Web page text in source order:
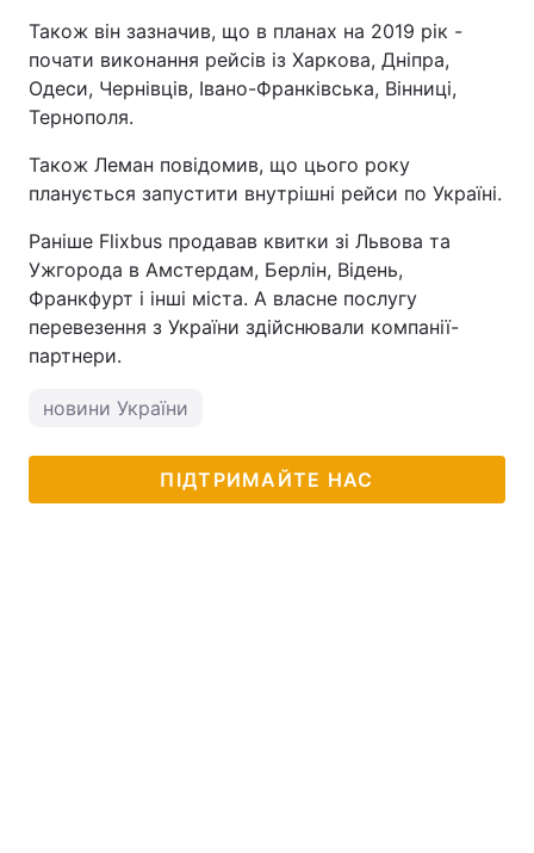
Також він зазначив, що в планах на 2019 рік -
почати виконання рейсів із Харкова, Дніпра,
Одеси, Чернівців, Івано-Франківська, Вінниці,
Тернополя.
Також Леман повідомив, що цього року
планується запустити внутрішні рейси по Україні.
Раніше Flixbus продавав квитки зі Львова та
Ужгорода в Амстердам, Берлін, Відень,
Франкфурт і інші міста. А власне послугу
перевезення з України здійснювали компанії-
партнери.
новини України
ПІДТРИМАЙТЕ НАС